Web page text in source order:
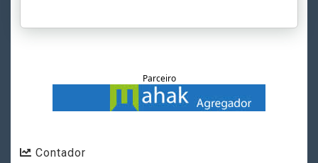
Parceiro
Contador